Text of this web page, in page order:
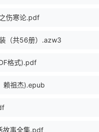
伤寒论.pdf
（共56册）.azw3
格式).pdf
祖杰).epub
故事全集.pdf